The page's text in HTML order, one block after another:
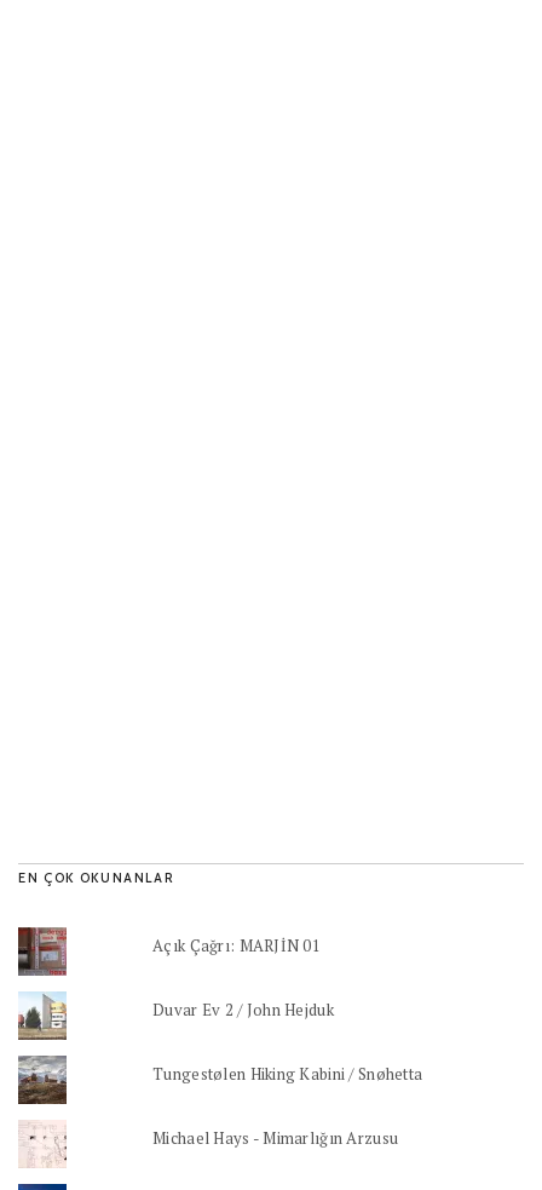
EN ÇOK OKUNANLAR
Açık Çağrı: MARJİN 01
Duvar Ev 2 / John Hejduk
Tungestølen Hiking Kabini / Snøhetta
Michael Hays - Mimarlığın Arzusu